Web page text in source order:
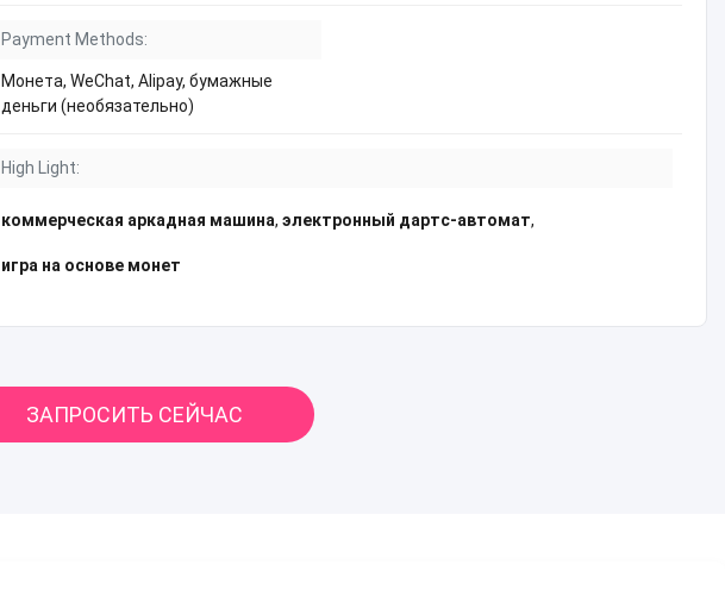
Payment Methods:
Монета, WeChat, Alipay, бумажные
деньги (необязательно)
High Light:
коммерческая аркадная машина, электронный дартс-автомат,
игра на основе монет
ЗАПРОСИТЬ СЕЙЧАС